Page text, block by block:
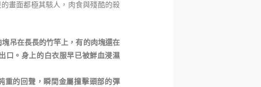
畫面都極其駭人，肉食與殘酷的殺
吊在長長的竹竿上，有的肉塊還在
口。身上的白衣服早已被鮮血浸濕
的回聲，瞬間金屬撞擊頭部的彈